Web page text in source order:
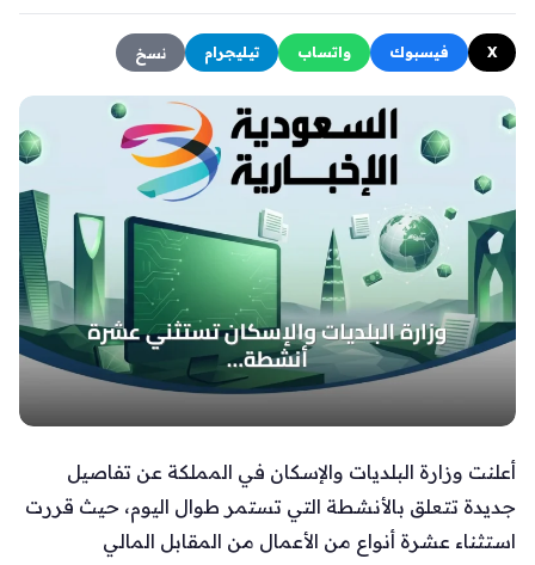
X فيسبوك واتساب تيليجرام نسخ
أعلنت وزارة البلديات والإسكان في المملكة عن تفاصيل
جديدة تتعلق بالأنشطة التي تستمر طوال اليوم، حيث قررت
استثناء عشرة أنواع من الأعمال من المقابل المالي